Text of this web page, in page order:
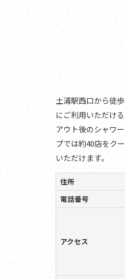
土浦駅西口から徒
にご利用いただけ
アウト後のシャワ
プでは約40店をク
いただけます。
住所
電話番号
アクセス